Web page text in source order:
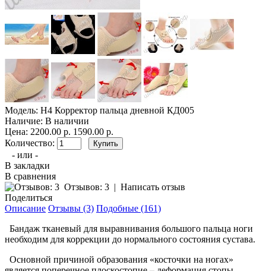
Модель: Н4 Корректор пальца дневной КД005
Наличие: В наличии
Цена: 2200.00 р. 1590.00 р.
Количество:
- или -
В закладки
В сравнения
Отзывов: 3 | Написать отзыв
Поделиться
Описание Отзывы (3) Подобные (161)
Бандаж тканевый для выравнивания большого пальца ноги
необходим для коррекции до нормального состояния сустава.
Основной причиной образования «косточки на ногах»